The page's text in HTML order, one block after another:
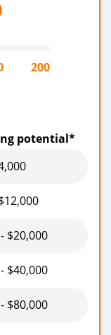
200
potential*
$20,000
$40,000
$80,000